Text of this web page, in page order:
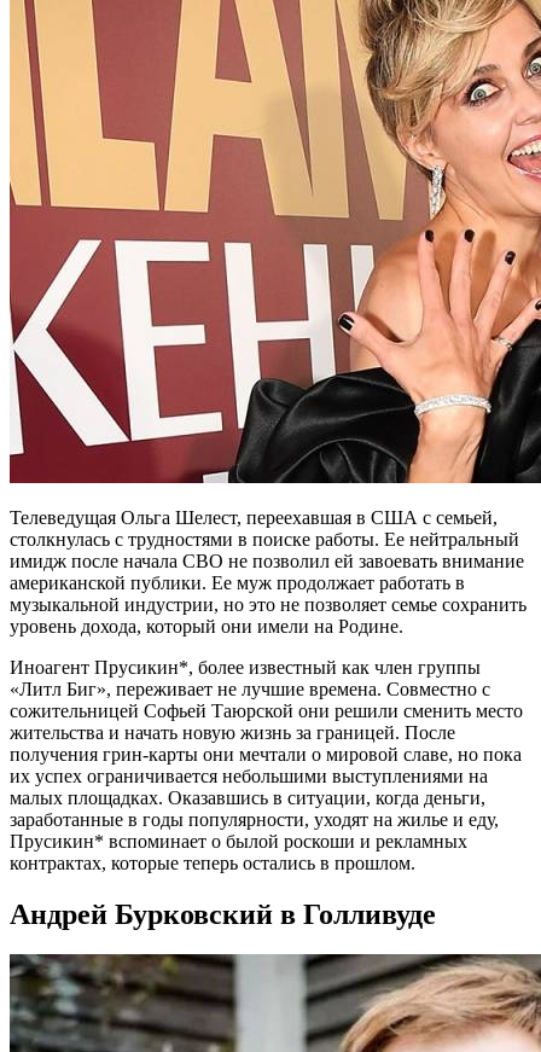
Телеведущая Ольга Шелест, переехавшая в США с семьей,
столкнулась с трудностями в поиске работы. Ее нейтральный
имидж после начала СВО не позволил ей завоевать внимание
американской публики. Ее муж продолжает работать в
музыкальной индустрии, но это не позволяет семье сохранить
уровень дохода, который они имели на Родине.
Иноагент Прусикин*, более известный как член группы
«Литл Биг», переживает не лучшие времена. Совместно с
сожительницей Софьей Таюрской они решили сменить место
жительства и начать новую жизнь за границей. После
получения грин-карты они мечтали о мировой славе, но пока
их успех ограничивается небольшими выступлениями на
малых площадках. Оказавшись в ситуации, когда деньги,
заработанные в годы популярности, уходят на жилье и еду,
Прусикин* вспоминает о былой роскоши и рекламных
контрактах, которые теперь остались в прошлом.
Андрей Бурковский в Голливуде